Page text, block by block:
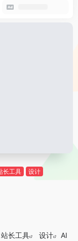
长工具 设计
站长工具 设计
AI